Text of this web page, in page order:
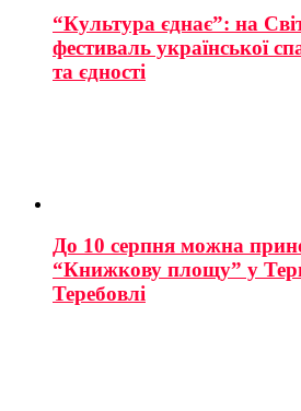
“Культура єднає”: на
фестиваль української
та єдності
До 10 серпня можна
“Книжкову площу” у
Теребовлі